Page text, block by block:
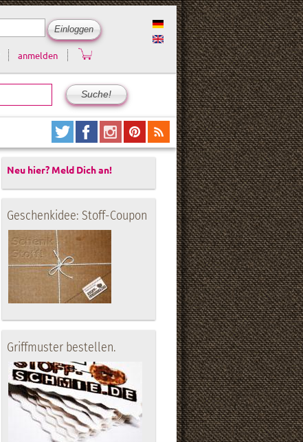
anmelden
Neu hier? Meld Dich an!
Geschenkidee: Stoff-Coupon
Griffmuster bestellen.